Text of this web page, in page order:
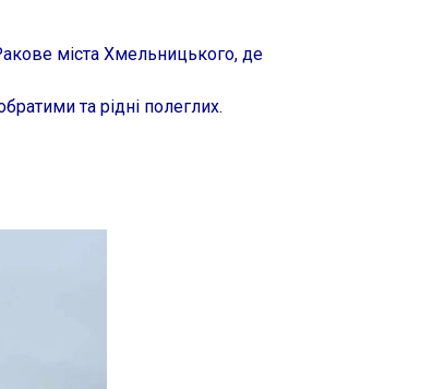
міста Хмельницького, де
та рідні полеглих.